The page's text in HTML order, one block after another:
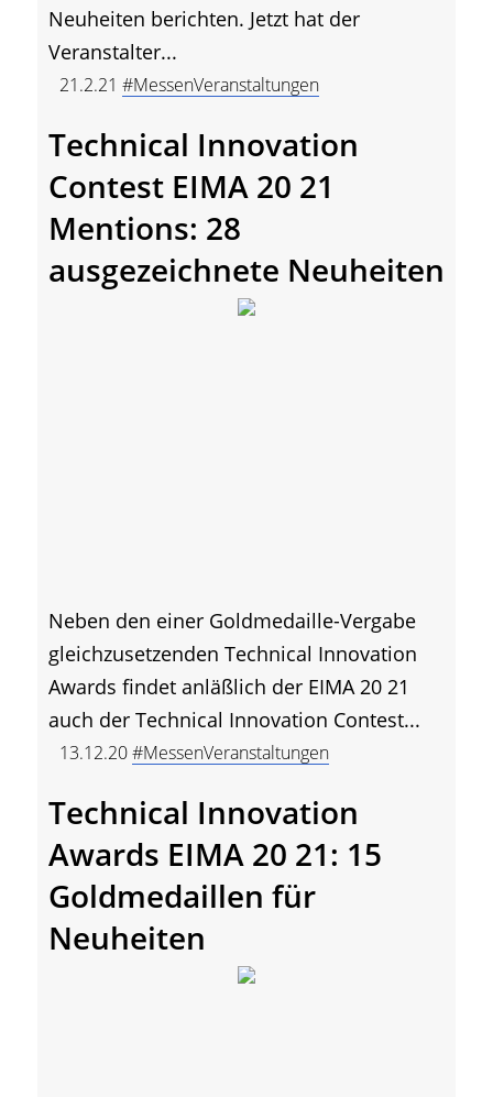
Neuheiten berichten. Jetzt hat der
Veranstalter...
21.2.21 #MessenVeranstaltungen
Technical Innovation
Contest EIMA 20 21
Mentions: 28
ausgezeichnete Neuheiten
Neben den einer Goldmedaille-Vergabe
gleichzusetzenden Technical Innovation
Awards findet anläßlich der EIMA 20 21
auch der Technical Innovation Contest...
13.12.20#MessenVeranstaltungen
Technical Innovation
Awards EIMA 20 21: 15
Goldmedaillen für
Neuheiten